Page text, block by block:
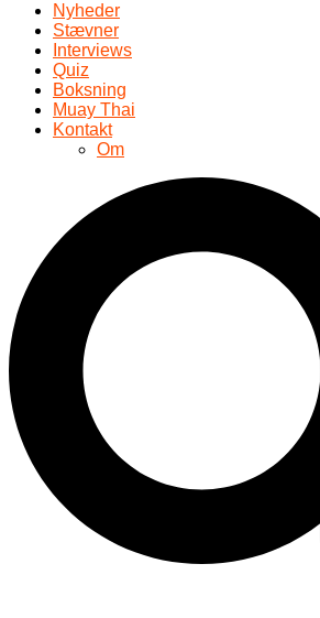
Nyheder
Stævner
Interviews
Quiz
Boksning
Muay Thai
Kontakt
Om